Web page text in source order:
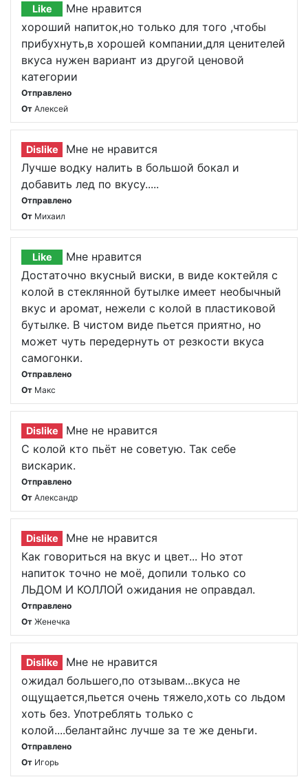
Like
Мне нравится
хороший напиток,но только для того ,чтобы
прибухнуть,в хорошей компании,для ценителей
вкуса нужен вариант из другой ценовой
категории
Отправлено
От Алексей
Dislike
Мне не нравится
Лучше водку налить в большой бокал и
добавить лед по вкусу.....
Отправлено
От Михаил
Like
Мне нравится
Достаточно вкусный виски, в виде коктейля с
колой в стеклянной бутылке имеет необычный
вкус и аромат, нежели с колой в пластиковой
бутылке. В чистом виде пьется приятно, но
может чуть передернуть от резкости вкуса
самогонки.
Отправлено
От Макс
Dislike
Мне не нравится
С колой кто пьёт не советую. Так себе
вискарик.
Отправлено
От Александр
Dislike
Мне не нравится
Как говориться на вкус и цвет... Но этот
напиток точно не моё, допили только со
ЛЬДОМ И КОЛЛОЙ ожидания не оправдал.
Отправлено
От Женечка
Dislike
Мне не нравится
ожидал большего,по отзывам...вкуса не
ощущается,пьется очень тяжело,хоть со льдом
хоть без. Употреблять только с
колой....белантайнс лучше за те же деньги.
Отправлено
От Игорь